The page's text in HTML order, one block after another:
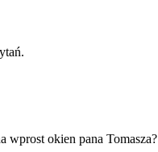
wprost okien pana Tomasza?